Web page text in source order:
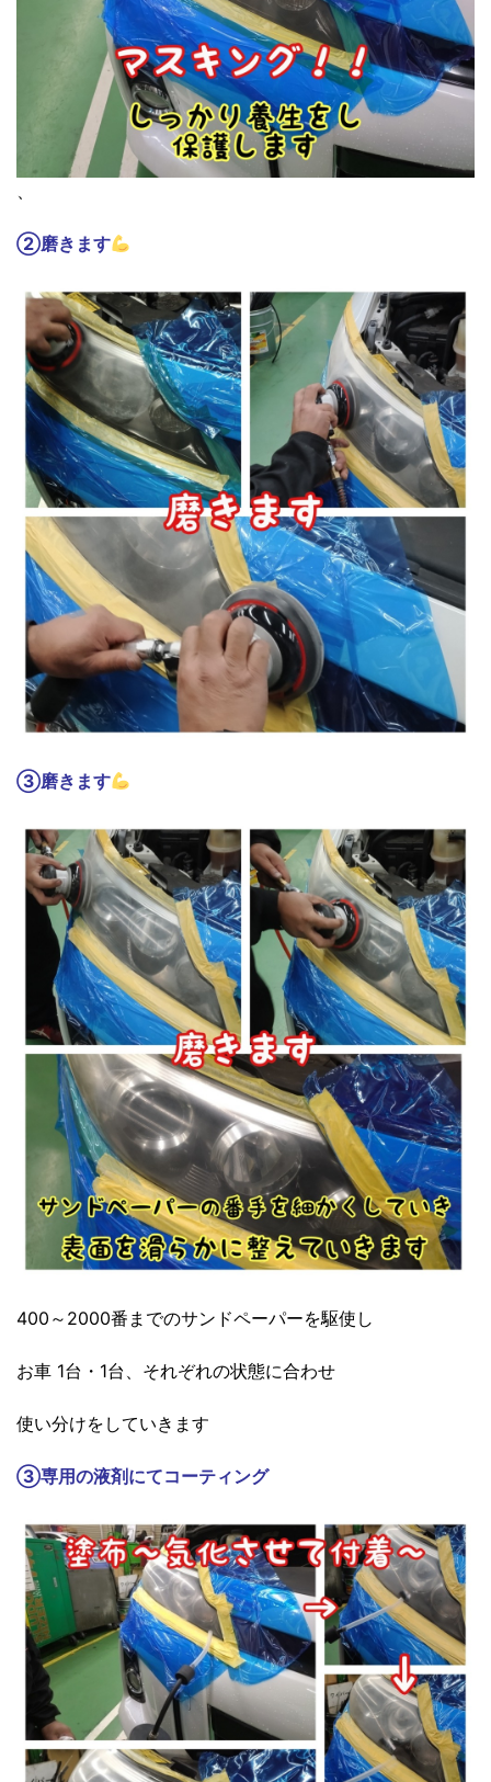
、
②磨きます
③磨きます
400～2000番までのサンドペーパーを駆使し
お車 1台・1台、それぞれの状態に合わせ
使い分けをしていきます
③専用の液剤にてコーティング